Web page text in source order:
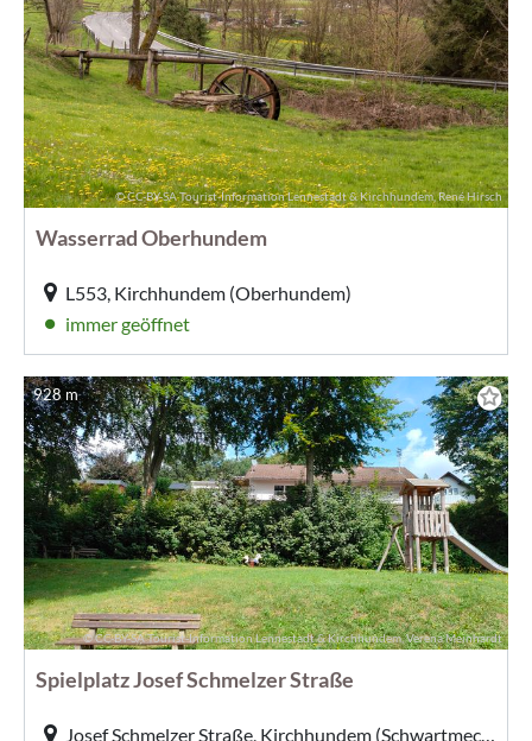
© CC-BY-SA Tourist-Information Lennestadt & Kirchhundem, René Hirsch
Wasserrad Oberhundem
L553, Kirchhundem (Oberhundem)
immer geöffnet
© CC-BY-SA Tourist-Information Lennestadt & Kirchhundem, Verena Meinhardt
928 m
Spielplatz Josef Schmelzer Straße
Josef Schmelzer Straße, Kirchhundem (Schwartmecke)